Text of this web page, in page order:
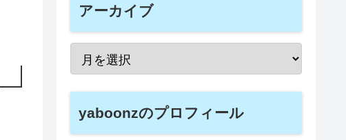
アーカイブ
yaboonzのプロフィール